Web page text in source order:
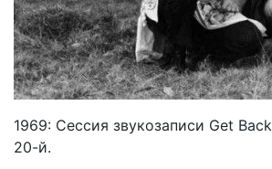
1969: Сессия звукозаписи Get
20-й.